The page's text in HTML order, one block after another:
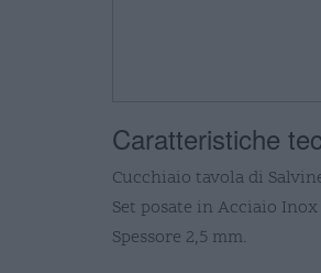
Caratteristiche
Cucchiaio tavola di
Set posate in Acciaio
Spessore 2,5 mm.